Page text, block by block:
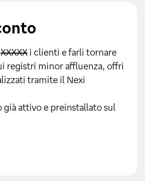
XXXXX i clienti e farli tornare
registri minor affluenza, offri
tramite il Nexi
già attivo e preinstallato sul